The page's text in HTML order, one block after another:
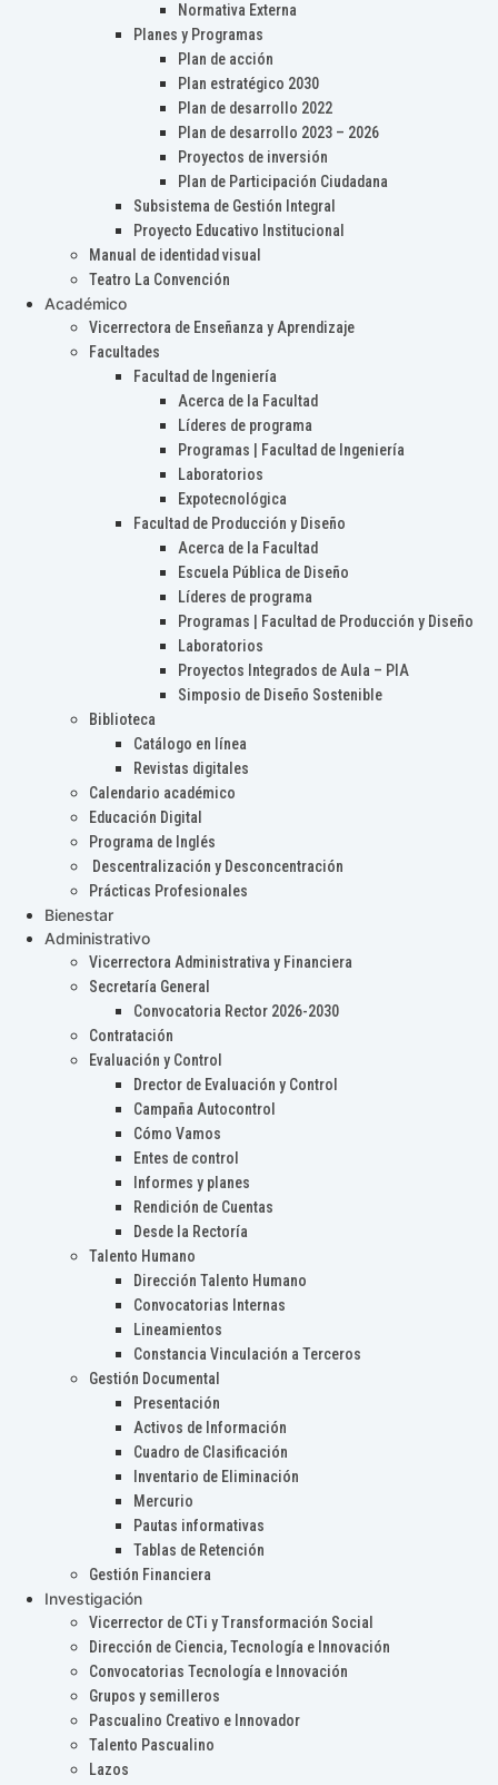
Normativa Externa
Planes y Programas
Plan de acción
Plan estratégico 2030
Plan de desarrollo 2022
Plan de desarrollo 2023 – 2026
Proyectos de inversión
Plan de Participación Ciudadana
Subsistema de Gestión Integral
Proyecto Educativo Institucional
Manual de identidad visual
Teatro La Convención
Académico
Vicerrectora de Enseñanza y Aprendizaje
Facultades
Facultad de Ingeniería
Acerca de la Facultad
Líderes de programa
Programas | Facultad de Ingeniería
Laboratorios
Expotecnológica
Facultad de Producción y Diseño
Acerca de la Facultad
Escuela Pública de Diseño
Líderes de programa
Programas | Facultad de Producción y Diseño
Laboratorios
Proyectos Integrados de Aula – PIA
Simposio de Diseño Sostenible
Biblioteca
Catálogo en línea
Revistas digitales
Calendario académico
Educación Digital
Programa de Inglés
Descentralización y Desconcentración
Prácticas Profesionales
Bienestar
Administrativo
Vicerrectora Administrativa y Financiera
Secretaría General
Convocatoria Rector 2026-2030
Contratación
Evaluación y Control
Drector de Evaluación y Control
Campaña Autocontrol
Cómo Vamos
Entes de control
Informes y planes
Rendición de Cuentas
Desde la Rectoría
Talento Humano
Dirección Talento Humano
Convocatorias Internas
Lineamientos
Constancia Vinculación a Terceros
Gestión Documental
Presentación
Activos de Información
Cuadro de Clasificación
Inventario de Eliminación
Mercurio
Pautas informativas
Tablas de Retención
Gestión Financiera
Investigación
Vicerrector de CTi y Transformación Social
Dirección de Ciencia, Tecnología e Innovación
Convocatorias Tecnología e Innovación
Grupos y semilleros
Pascualino Creativo e Innovador
Talento Pascualino
Lazos